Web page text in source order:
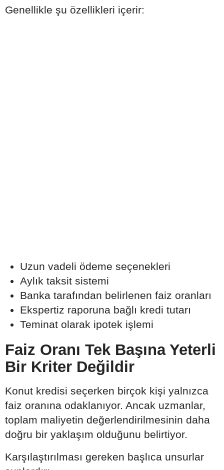
Genellikle şu özellikleri içerir:
Uzun vadeli ödeme seçenekleri
Aylık taksit sistemi
Banka tarafından belirlenen faiz oranları
Ekspertiz raporuna bağlı kredi tutarı
Teminat olarak ipotek işlemi
Faiz Oranı Tek Başına Yeterli
Bir Kriter Değildir
Konut kredisi seçerken birçok kişi yalnızca
faiz oranına odaklanıyor. Ancak uzmanlar,
toplam maliyetin değerlendirilmesinin daha
doğru bir yaklaşım olduğunu belirtiyor.
Karşılaştırılması gereken başlıca unsurlar